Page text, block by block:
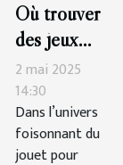
Où trouver
des jeux
Montessori
de qualité
?
2 mai 2025
14:30
Dans l’univers
foisonnant du
jouet pour